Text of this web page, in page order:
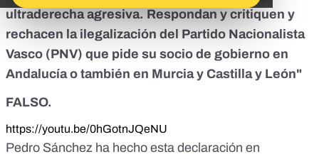
ultraderecha agresiva. Respondan y critiquen y
rechacen la ilegalización del Partido Nacionalista
Vasco (PNV) que pide su socio de gobierno en
Andalucía o también en Murcia y Castilla y León"
FALSO.
https://youtu.be/0hGotnJQeNU
Pedro Sánchez ha hecho esta declaración en